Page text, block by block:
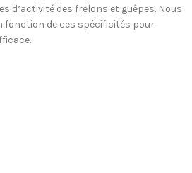
d’activité des frelons et guêpes. Nous
fonction de ces spécificités pour